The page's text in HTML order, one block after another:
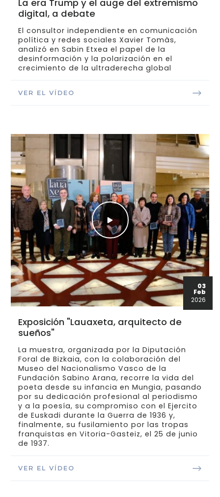
La era Trump y el auge del extremismo
digital, a debate
El consultor independiente en comunicación
política y redes sociales Xavier Tomàs,
analizó en Sabin Etxea el papel de la
desinformación y la polarización en el
crecimiento de la ultraderecha global
VER EL VÍDEO
03
Feb
2026
Exposición "Lauaxeta, arquitecto de
sueños"
La muestra, organizada por la Diputación
Foral de Bizkaia, con la colaboración del
Museo del Nacionalismo Vasco de la
Fundación Sabino Arana, recorre la vida del
poeta desde su infancia en Mungia, pasando
por su dedicación profesional al periodismo
y a la poesía, su compromiso con el Ejercito
de Euskadi durante la Guerra de 1936 y,
finalmente, su fusilamiento por las tropas
franquistas en Vitoria-Gasteiz, el 25 de junio
de 1937.
VER EL VÍDEO